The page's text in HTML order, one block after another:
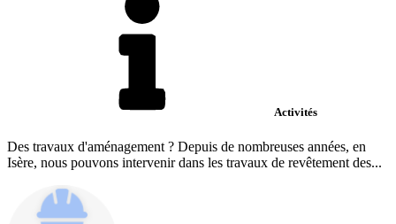
Activités
Des travaux d'aménagement ? Depuis de nombreuses années, en
Isère, nous pouvons intervenir dans les travaux de revêtement des...